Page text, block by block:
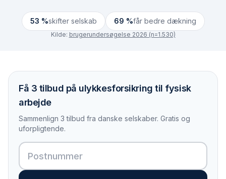
53 %skifter selskab 69 %får bedre dækning
Kilde: brugerundersøgelse 2026 (n=1.530)
Få 3 tilbud på ulykkesforsikring til fysisk
arbejde
Sammenlign 3 tilbud fra danske selskaber. Gratis og
uforpligtende.